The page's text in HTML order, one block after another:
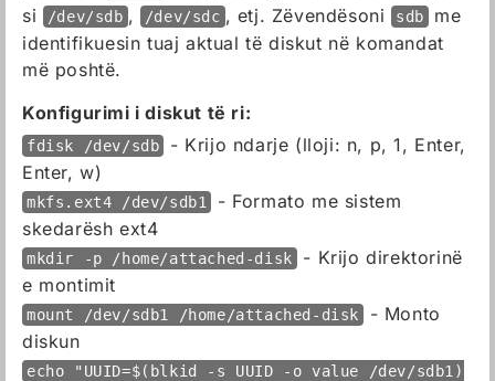
si
/dev/sdb , /dev/sdc , etj. Zëvendësoni sdb me
identifikuesin tuaj aktual të diskut në komandat
më poshtë.
Konfigurimi i diskut të ri:
fdisk /dev/sdb
- Krijo ndarje (lloji: n, p, 1, Enter,
Enter, w)
mkfs.ext4 /dev/sdb1
- Formato me sistem
skedarësh ext4
mkdir -p /home/attached-disk - Krijo direktorinë
e montimit
mount /dev/sdb1 /home/attached-disk
- Monto
diskun
echo "UUID=$(blkid -s UUID -o value /dev/sdb1)